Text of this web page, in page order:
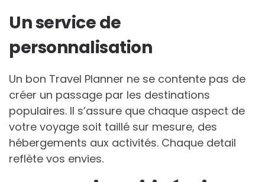
Un service de
personnalisation
Un bon Travel Planner ne se contente pas de
créer un passage par les destinations
populaires. Il s’assure que chaque aspect de
votre voyage soit taillé sur mesure, des
hébergements aux activités. Chaque detail
reflète vos envies.